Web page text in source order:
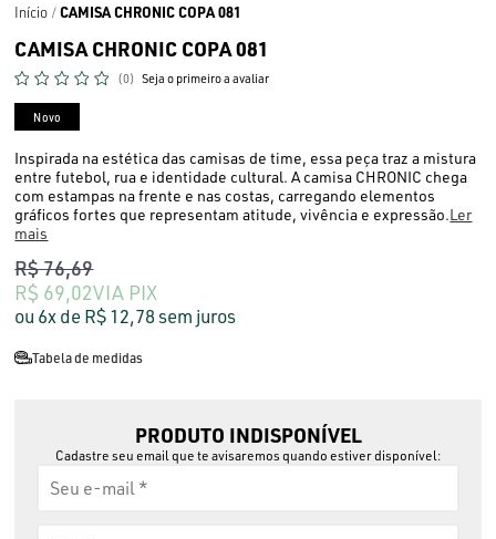
Início CAMISA CHRONIC COPA 081
CAMISA CHRONIC COPA 081
(0) Seja o primeiro a avaliar
Novo
Inspirada na estética das camisas de time, essa peça traz a mistura
entre futebol, rua e identidade cultural. A camisa CHRONIC chega
com estampas na frente e nas costas, carregando elementos
gráficos fortes que representam atitude, vivência e expressão.Ler
mais
R$ 69,02VIA PIX
R$ 76,69
6x R$ 12,78sem juros
Tabela de medidas
PRODUTO INDISPONÍVEL
Cadastre seu email que te avisaremos quando estiver disponível: